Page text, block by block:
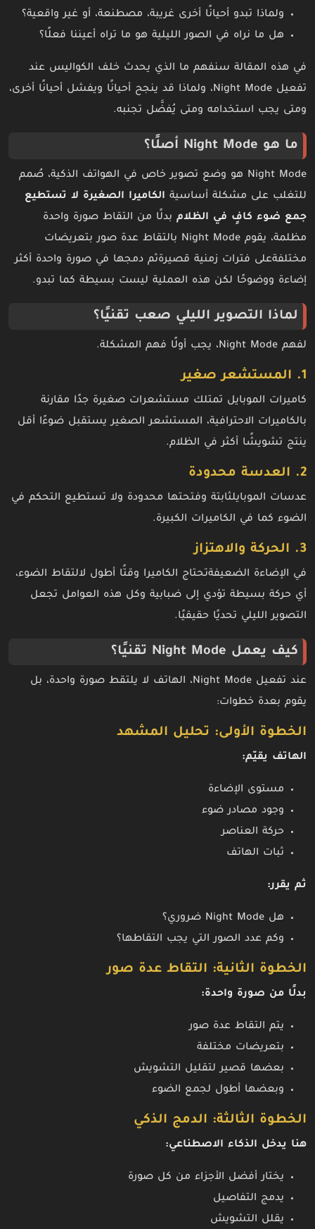
ولماذا تبدو أحيانًا أخرى غريبة، مصطنعة، أو غير واقعية؟
هل ما نراه في الصور الليلية هو ما تراه أعيننا فعلًا؟
في هذه المقالة سنفهم ما الذي يحدث خلف الكواليس عند
تفعيل Night Mode، ولماذا قد ينجح أحيانًا ويفشل أحيانًا أخرى،
ومتى يجب استخدامه ومتى يُفضَّل تجنبه.
ما هو Night Mode أصلًا؟
Night Mode هو وضع تصوير خاص في الهواتف الذكية، صُمم
للتغلب على مشكلة أساسية الكاميرا الصغيرة لا تستطيع
جمع ضوء كافٍ في الظلام بدلًا من التقاط صورة واحدة
مظلمة، يقوم Night Mode بالتقاط عدة صور بتعريضات
مختلفةعلى فترات زمنية قصيرةثم دمجها في صورة واحدة أكثر
إضاءة ووضوحًا لكن هذه العملية ليست بسيطة كما تبدو.
لماذا التصوير الليلي صعب تقنيًا؟
لفهم Night Mode، يجب أولًا فهم المشكلة.
1. المستشعر صغير
كاميرات الموبايل تمتلك مستشعرات صغيرة جدًا مقارنة
بالكاميرات الاحترافية، المستشعر الصغير يستقبل ضوءًا أقل
ينتج تشويشًا أكثر في الظلام.
2. العدسة محدودة
عدسات الموبايلثابتة وفتحتها محدودة ولا تستطيع التحكم في
الضوء كما في الكاميرات الكبيرة.
3. الحركة والاهتزاز
في الإضاءة الضعيفةتحتاج الكاميرا وقتًا أطول لالتقاط الضوء،
أي حركة بسيطة تؤدي إلى ضبابية وكل هذه العوامل تجعل
التصوير الليلي تحديًا حقيقيًا.
كيف يعمل Night Mode تقنيًا؟
عند تفعيل Night Mode، الهاتف لا يلتقط صورة واحدة، بل
يقوم بعدة خطوات:
الخطوة الأولى: تحليل المشهد
الهاتف يقيّم:
مستوى الإضاءة
وجود مصادر ضوء
حركة العناصر
ثبات الهاتف
ثم يقرر:
هل Night Mode ضروري؟
وكم عدد الصور التي يجب التقاطها؟
الخطوة الثانية: التقاط عدة صور
بدلًا من صورة واحدة:
يتم التقاط عدة صور
بتعريضات مختلفة
بعضها قصير لتقليل التشويش
وبعضها أطول لجمع الضوء
الخطوة الثالثة: الدمج الذكي
هنا يدخل الذكاء الاصطناعي:
يختار أفضل الأجزاء من كل صورة
يدمج التفاصيل
يقلل التشويش